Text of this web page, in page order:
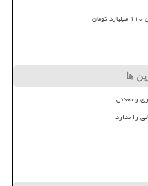
ها
و معدنی